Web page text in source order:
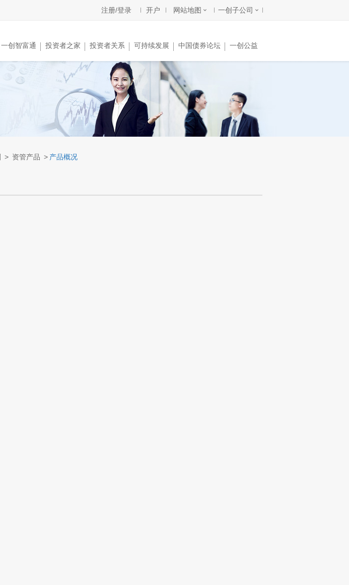
注册/登录 开户 网站地图 一创子公司
一创智富通 投资者之家 投资者关系 可持续发展 中国债券论坛 一创公益
> 资管产品 > 产品概况